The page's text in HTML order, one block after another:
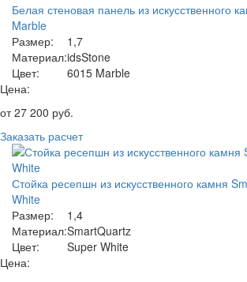
Белая стеновая панель из искусственного
Marble
Размер:
1,7
Материал:idsStone
Цвет:
6015 Marble
Цена:
от27 200 руб.
Заказать расчет
Стойка ресепшн из искусственного камня
White
Размер:
1,4
Материал:SmartQuartz
Цвет:
Super White
Цена: